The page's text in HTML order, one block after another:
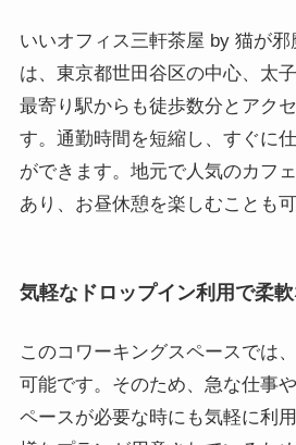
いいオフィス三軒茶屋 by 猫が
は、東京都世田谷区の中心、太
最寄り駅からも徒歩数分とアク
す。通勤時間を短縮し、すぐに
ができます。地元で人気のカフ
あり、お昼休憩を楽しむことも可
気軽なドロップイン利用で柔
このコワーキングスペースでは
可能です。そのため、急な仕事
ペースが必要な時にも気軽に利